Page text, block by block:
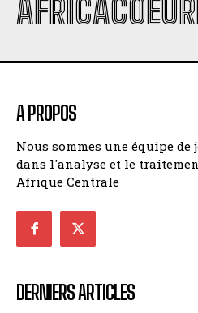
A PROPOS
Nous sommes une équipe
dans l'analyse et le
Afrique Centrale
DERNIERS ARTICLES